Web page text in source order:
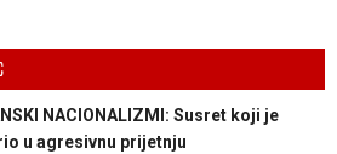
NACIONALIZMI: Susret koji je
u agresivnu prijetnju